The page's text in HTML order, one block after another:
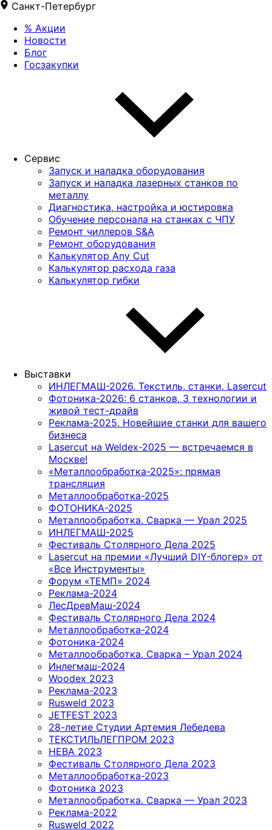
Санкт-Петербург
% Акции
Новости
Блог
Госзакупки
Сервис
Запуск и наладка оборудования
Запуск и наладка лазерных станков по
металлу
Диагностика, настройка и юстировка
Обучение персонала на станках с ЧПУ
Ремонт чиллеров S&A
Ремонт оборудования
Калькулятор Any Cut
Калькулятор расхода газа
Калькулятор гибки
Выставки
ИНЛЕГМАШ-2026. Текстиль, станки, Lasercut
Фотоника-2026: 6 станков, 3 технологии и
живой тест-драйв
Реклама-2025. Новейшие станки для вашего
бизнеса
Lasercut на Weldex-2025 — встречаемся в
Москве!
«Металлообработка-2025»: прямая
трансляция
Металлообработка-2025
ФОТОНИКА-2025
Металлообработка. Сварка — Урал 2025
ИНЛЕГМАШ-2025
Фестиваль Столярного Дела 2025
Lasercut на премии «Лучший DIY-блогер» от
«Все Инструменты»
Форум «ТЕМП» 2024
Реклама-2024
ЛесДревМаш-2024
Фестиваль Столярного Дела 2024
Металлообработка-2024
Фотоника-2024
Металлообработка. Сварка – Урал 2024
Инлегмаш-2024
Woodex 2023
Реклама-2023
Rusweld 2023
JETFEST 2023
28-летие Студии Артемия Лебедева
ТЕКСТИЛЬЛЕГПРОМ 2023
НЕВА 2023
Фестиваль Столярного Дела 2023
Металлообработка-2023
Фотоника 2023
Металлообработка. Сварка — Урал 2023
Реклама-2022
Rusweld 2022